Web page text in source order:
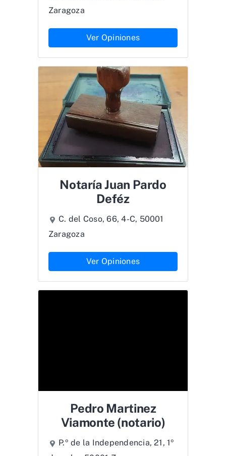
Zaragoza
Ver Opiniones
Notaría Juan Pardo
Deféz
C. del Coso, 66, 4-C, 50001
Zaragoza
Ver Opiniones
Pedro Martinez
Viamonte (notario)
P.º de la Independencia, 21, 1º